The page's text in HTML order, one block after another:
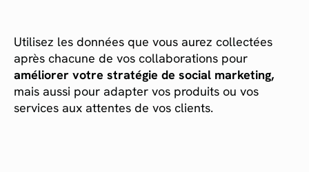
Utilisez les données que vous aurez collectées
après chacune de vos collaborations pour
améliorer votre stratégie de social marketing,
mais aussi pour adapter vos produits ou vos
services aux attentes de vos clients.